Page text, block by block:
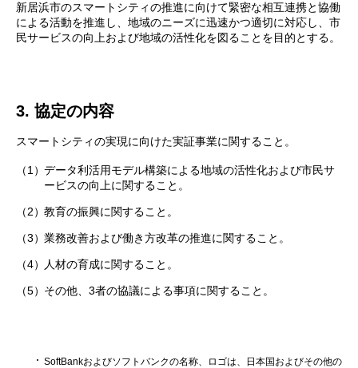
新居浜市のスマートシティの推進に向けて緊密な相互連携と協働
による活動を推進し、地域のニーズに迅速かつ適切に対応し、市
民サービスの向上および地域の活性化を図ることを目的とする。
3. 協定の内容
スマートシティの実現に向けた実証事業に関すること。
（1）データ利活用モデル構築による地域の活性化および市民サ
ービスの向上に関すること。
（2）教育の振興に関すること。
（3）業務改善および働き方改革の推進に関すること。
（4） 人材の育成に関すること。
（5） その他、3者の協議による事項に関すること。
SoftBankおよびソフトバンクの名称、ロゴは、日本国およびその他の